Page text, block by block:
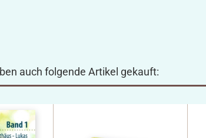
auch folgende Artikel gekauft: